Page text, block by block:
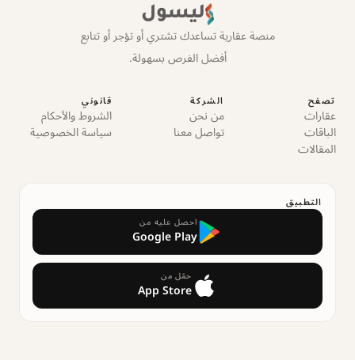
ليسول
منصة عقارية تساعدك تشتري أو تؤجر أو تتابع
أفضل الفرص بسهولة.
تصفح
عقارات
الباقات
المقالات
الشركة
من نحن
تواصل معنا
قانوني
الشروط والأحكام
سياسة الخصوصية
التطبيق
احصل عليه من
Google Play
حمّل من
App Store